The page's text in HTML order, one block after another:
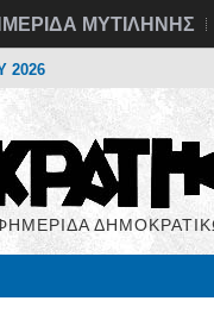
ΜΥΤΙΛΗΝΗΣ
2026